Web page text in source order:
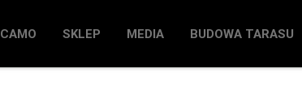
CAMO SKLEP MEDIA BUDOWA TARASU